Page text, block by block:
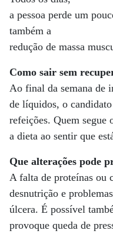
a pessoa perde um
também a
redução de massa
Como sair sem
Ao final da semana de
de líquidos, o
refeições. Quem segue
a dieta ao sentir que
Que alterações pode
A falta de proteínas ou
desnutrição e
úlcera. É possível
provoque queda de